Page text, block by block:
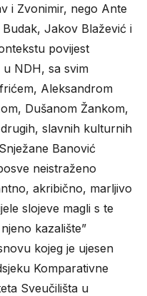
i Zvonimir, nego Ante
Jakov Blažević i
povijest
NDH, sa svim
Aleksandrom
Dušanom Žankom,
slavnih kulturnih
Banović
neistraženo
akribično, marljivo
slojeve magli s te
kazalište”
kojeg je ujesen
Komparativne
Sveučilišta u